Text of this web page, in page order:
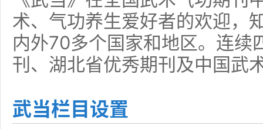
术、气功养生爱好者的欢迎，
内外70多个国家和地区。连续
刊、湖北省优秀期刊及中国武
武当栏目设置